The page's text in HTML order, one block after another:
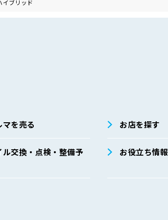
イブリッド
マを売る お店を探す
ル交換・点検・整備予
お役立ち情報